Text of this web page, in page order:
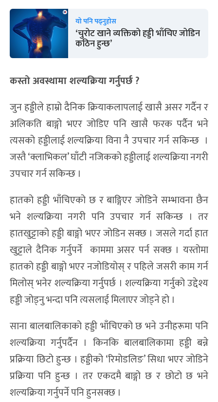
यो पनि पढ्नुहोस
‘चुरोट खाने व्यक्तिको हड्डी भाँचिए जोडिन
कठिन हुन्छ’
कस्तो अवस्थामा शल्यक्रिया गर्नुपर्छ ?
जुन हड्डीले हाम्रो दैनिक क्रियाकलापलाई खासै असर गर्दैन र
अलिकति बाङ्गो भएर जोडिए पनि खासै फरक पर्दैन भने
त्यसको हड्डीलाई शल्यक्रिया विना नै उपचार गर्न सकिन्छ ।
जस्तै ‘क्लाभिकल’ घाँटी नजिकको हड्डीलाई शल्यक्रिया नगरी
उपचार गर्न सकिन्छ ।
हातको हड्डी भाँचिएको छ र बाङ्गिएर जोडिने सम्भावना छैन
भने शल्यक्रिया नगरी पनि उपचार गर्न सकिन्छ । तर
हातखुट्टाको हड्डी बाङ्गो भएर जोडिन सक्छ । जसले गर्दा हात
खुट्टाले दैनिक गर्नुपर्ने काममा असर पर्न सक्छ । यस्तोमा
हातको हड्डी बाङ्गो भएर नजोडियोस् र पहिले जसरी काम गर्न
मिलोस् भनेर शल्यक्रिया गर्नुपर्छ । शल्यक्रिया गर्नुको उद्देश्य
हड्डी जोड्नु भन्दा पनि त्यसलाई मिलाएर जोड्ने हो ।
साना बालबालिकाको हड्डी भाँचिएको छ भने उनीहरूमा पनि
शल्यक्रिया गर्नुपर्दैन । किनकि बालबालिकामा हड्डी बन्ने
प्रक्रिया छिटो हुन्छ । हड्डीको ‘रिमोडलिङ’ सिधा भएर जोडिने
प्रक्रिया पनि हुन्छ । तर एकदमै बाङ्गो छ र छोटो छ भने
शल्यक्रिया गर्नुपर्ने पनि हुनसक्छ ।